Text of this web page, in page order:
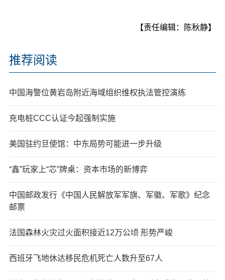
【责任编辑：陈秋静】
推荐阅读
中国海警位黄岩岛附近海域组织维权执法管控演练
充电桩CCC认证今起强制实施
美国驻约旦使馆：中东局势可能进一步升级
“鑫”玩家上“芯”牌桌：资本市场的新博弈
中国邮政发行《中国人民解放军军旗、军徽、军歌》纪念
邮票
法国森林火灾过火面积接近12万公顷 形势严峻
西班牙飞地休达移民危机死亡人数升至67人